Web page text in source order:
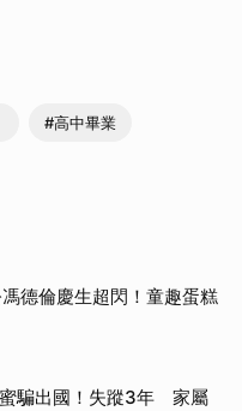
#高中畢業
德倫慶生超閃！童趣蛋糕
騙出國！失蹤3年 家屬